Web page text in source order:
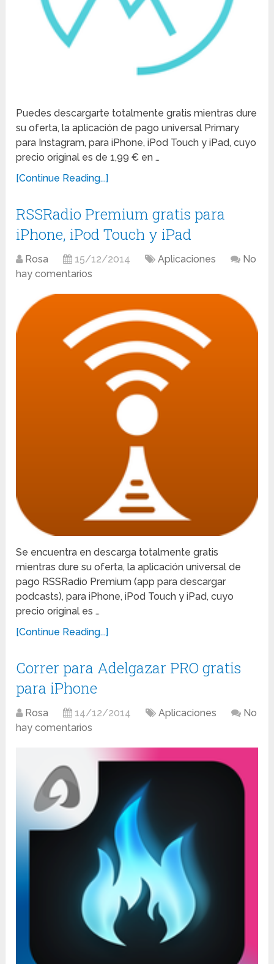
Puedes descargarte totalmente gratis mientras dure
su oferta, la aplicación de pago universal Primary
para Instagram, para iPhone, iPod Touch y iPad, cuyo
precio original es de 1,99 € en …
[Continue Reading...]
RSSRadio Premium gratis para
iPhone, iPod Touch y iPad
Rosa 15/12/2014 Aplicaciones
No
hay comentarios
Se encuentra en descarga totalmente gratis
mientras dure su oferta, la aplicación universal de
pago RSSRadio Premium (app para descargar
podcasts), para iPhone, iPod Touch y iPad, cuyo
precio original es …
[Continue Reading...]
Correr para Adelgazar PRO gratis
para iPhone
Rosa 14/12/2014 Aplicaciones
No
hay comentarios